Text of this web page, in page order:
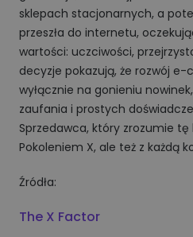
sklepach stacjonarnych, a
przeszła do internetu,
wartości: uczciwości,
decyzje pokazują, że rozwój
wyłącznie na gonieniu
zaufania i prostych
Sprzedawca, który zrozumie
Pokoleniem X, ale też z każdą
Źródła:
The X Factor